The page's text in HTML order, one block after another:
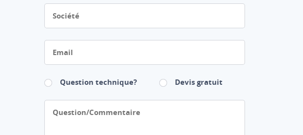
Société
Email
Question technique? Devis gratuit
Question/Commentaire